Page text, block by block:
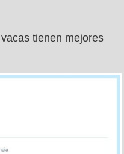
tienen mejores